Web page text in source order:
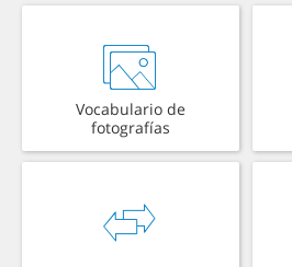
Vocabulario de
fotografías